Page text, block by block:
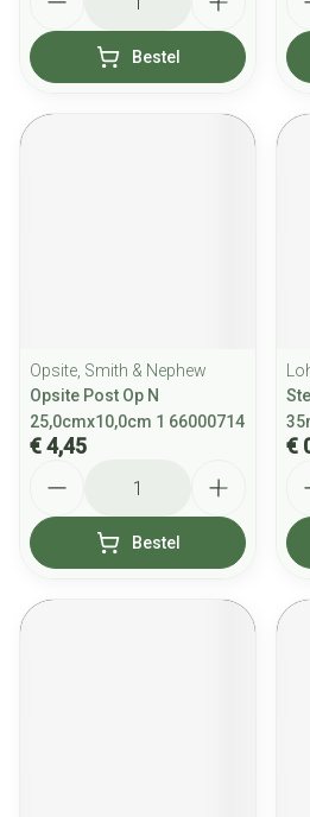
Bestel
Opsite, Smith & Nephew
Opsite Post Op N
25,0cmx10,0cm 1 66000714
€ 4,45
Bestel
€